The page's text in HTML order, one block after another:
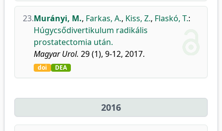
23.Murányi, M., Farkas, A., Kiss, Z., Flaskó, T.:
Húgycsődivertikulum radikális
prostatectomia után.
Magyar Urol. 29 (1), 9-12, 2017.
doi DEA
2016